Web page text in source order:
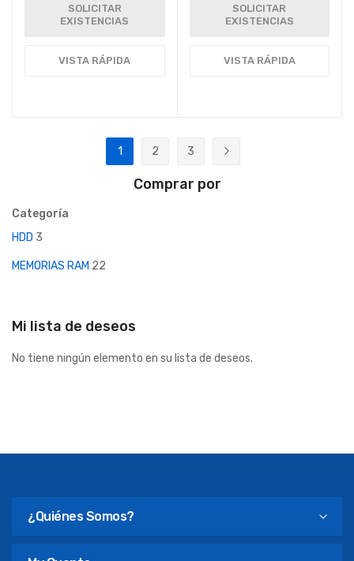
SOLICITAR
EXISTENCIAS
VISTA RÁPIDA
SOLICITAR
EXISTENCIAS
VISTA RÁPIDA
Página
Actualmente estás leyendo página
1
2
3
Comprar por
Categoría
HDD 3
MEMORIAS RAM 22
Mi lista de deseos
No tiene ningún elemento en su lista de deseos.
¿Quiénes Somos?